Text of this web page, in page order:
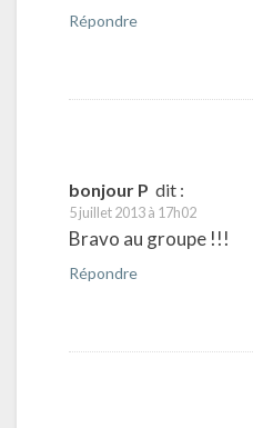
Répondre
bonjour P dit :
5 juillet 2013 à 17h02
Bravo au groupe !!!
Répondre